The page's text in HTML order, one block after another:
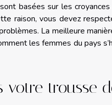
basées sur les
raison, vous devez
La meilleure
les femmes du pays
votre trousse